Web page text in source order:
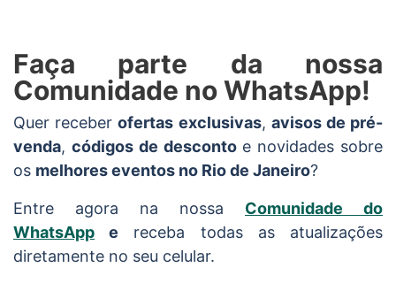
Faça parte da nossa
Comunidade no WhatsApp!
Quer receberofertas exclusivas, avisos de pré-
venda, códigos de descontoe novidades sobre
os melhores eventos no Rio de Janeiro?
Entre agora na nossa Comunidade do
WhatsApp e receba todas as atualizações
diretamente no seu celular.